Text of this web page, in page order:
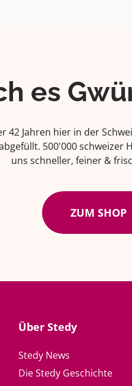
es
42 Jahren hier in der
500'000 schweizer
uns schneller, feiner &
ZUM SHOP
Über Stedy
Stedy News
Die Stedy Geschichte